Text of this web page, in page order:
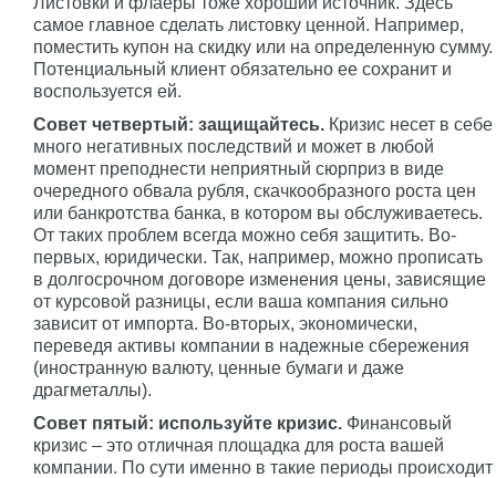
самое главное сделать листовку ценной. Например,
поместить купон на скидку или на определенную сумму.
Потенциальный клиент обязательно ее сохранит и
воспользуется ей.
Совет четвертый: защищайтесь. Кризис несет в себе
много негативных последствий и может в любой
момент преподнести неприятный сюрприз в виде
очередного обвала рубля, скачкообразного роста цен
или банкротства банка, в котором вы обслуживаетесь.
От таких проблем всегда можно себя защитить. Во-
первых, юридически. Так, например, можно прописать
в долгосрочном договоре изменения цены, зависящие
от курсовой разницы, если ваша компания сильно
зависит от импорта. Во-вторых, экономически,
переведя активы компании в надежные сбережения
(иностранную валюту, ценные бумаги и даже
драгметаллы).
Совет пятый: используйте кризис. Финансовый
кризис – это отличная площадка для роста вашей
компании. По сути именно в такие периоды происходит